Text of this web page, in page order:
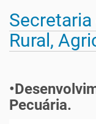
Rural,
Pecuária.